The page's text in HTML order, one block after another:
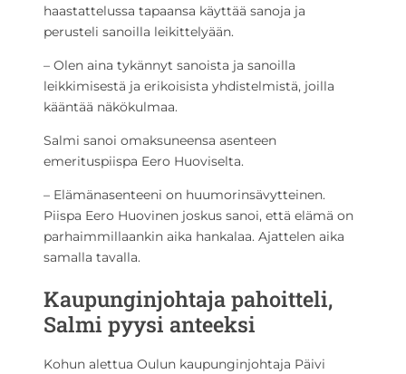
haastattelussa tapaansa käyttää sanoja ja
perusteli sanoilla leikittelyään.
– Olen aina tykännyt sanoista ja sanoilla
leikkimisestä ja erikoisista yhdistelmistä, joilla
kääntää näkökulmaa.
Salmi sanoi omaksuneensa asenteen
emerituspiispa Eero Huoviselta.
– Elämänasenteeni on huumorinsävytteinen.
Piispa Eero Huovinen joskus sanoi, että elämä on
parhaimmillaankin aika hankalaa. Ajattelen aika
samalla tavalla.
Kaupunginjohtaja pahoitteli,
Salmi pyysi anteeksi
Kohun alettua Oulun kaupunginjohtaja Päivi